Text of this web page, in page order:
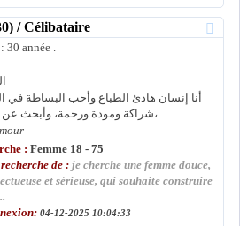
/ Célibataire
: 30 année .
أنا إنسان هادئ الطباع وأحب البساطة في
شراكة ومودة ورحمة، وأبحث عن علاقة مبنية على الاحترام، التفاهم،...
: Femme 18 - 75
de : je cherche une femme douce,
et sérieuse, qui souhaite construire
04-12-2025 10:04:33